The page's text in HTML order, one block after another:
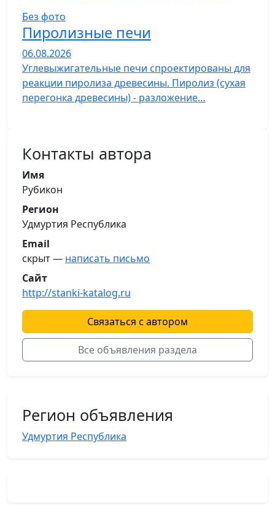
Без фото
Пиролизные печи
06.08.2026
Углевыжигательные печи спроектированы для
реакции пиролиза древесины. Пиролиз (сухая
перегонка древесины) - разложение…
Контакты автора
Имя
Рубикон
Регион
Удмуртия Республика
Email
скрыт — написать письмо
Сайт
http://stanki-katalog.ru
Связаться с автором
Все объявления раздела
Регион объявления
Удмуртия Республика